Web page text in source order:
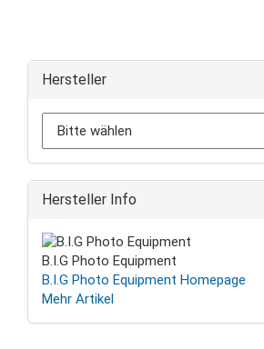
Hersteller
Hersteller Info
B.I.G Photo Equipment
B.I.G Photo Equipment Homepage
Mehr Artikel